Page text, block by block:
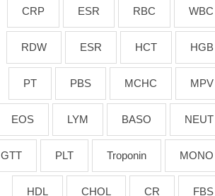
WBC
RBC
ESR
CRP
HGB
HCT
ESR
RDW
MPV
MCHC
PBS
PT
NEUT
BASO
LYM
EOS
MONO
Troponin
PLT
GTT